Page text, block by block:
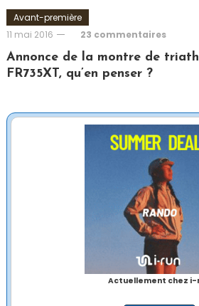
Avant-première
11 mai 2016
23 commentaires
Annonce de la montre de
FR735XT, qu’en penser ?
Actuellement chez i-